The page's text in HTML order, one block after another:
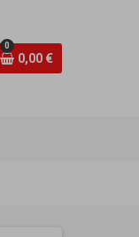
0
0,00 €